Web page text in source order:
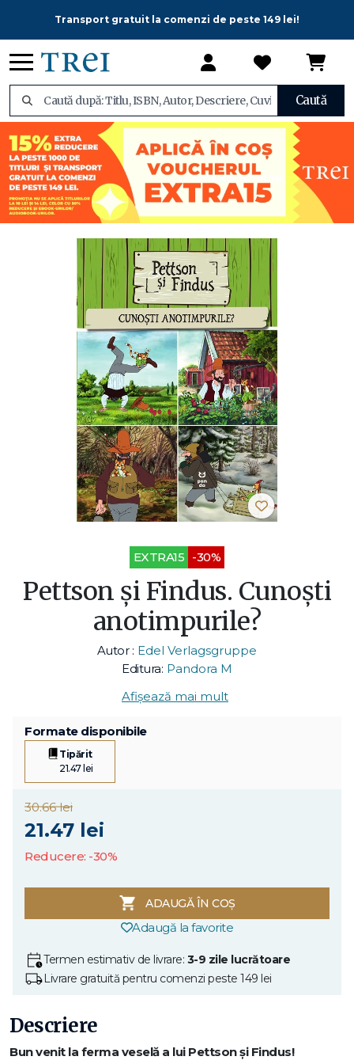
Transport gratuit la comenzi de peste 149 lei!
Caută
EXTRA15 -30%
Pettson și Findus. Cunoști
anotimpurile?
Autor : Edel Verlagsgruppe
Editura: Pandora M
Afișează mai mult
Formate disponibile
Tipărit
21.47 lei
30.66 lei
21.47 lei
Reducere: -30%
ADAUGĂ ÎN COȘ
Adaugă la favorite
Termen estimativ de livrare: 3-9 zile lucrătoare
Livrare gratuită pentru comenzi peste 149 lei
Descriere
Bun venit la ferma veselă a lui Pettson și Findus!